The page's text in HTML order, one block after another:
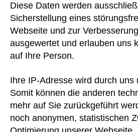
Diese Daten werden
Sicherstellung eines
Webseite und zur
ausgewertet und erlauben uns
auf Ihre Person.
Ihre IP-Adresse wird durch uns
Somit können die anderen
mehr auf Sie zurückgeführt
noch anonymen, statistischen